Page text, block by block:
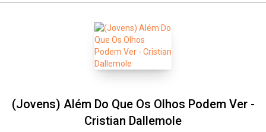
(Jovens) Além Do Que Os Olhos Podem Ver -
Cristian Dallemole